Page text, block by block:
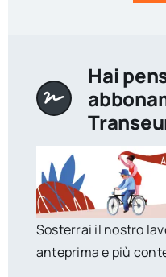
Hai
Sosterrai il nostro
anteprima e più